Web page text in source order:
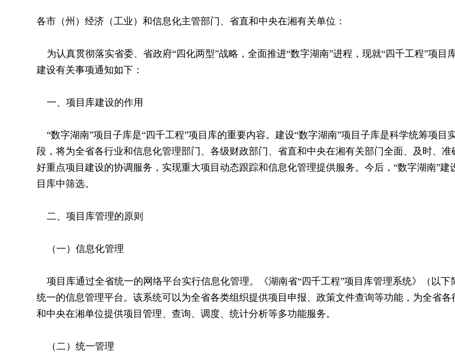
各市（州）经济（工业）和信息化主管部门、省直和中央在湘有关单位：
为认真贯彻落实省委、省政府“四化两型”战略，全面推进“数字湖南”进程，现就“四千工程”项目
建设有关事项通知如下：
一、项目库建设的作用
“数字湖南”项目子库是“四千工程”项目库的重要内容。建设“数字湖南”项目子库是科学统筹项
段，将为全省各行业和信息化管理部门、各级财政部门、省直和中央在湘有关部门全面、及时、
好重点项目建设的协调服务，实现重大项目动态跟踪和信息化管理提供服务。今后，“数字湖南”
目库中筛选。
二、项目库管理的原则
（一）信息化管理
项目库通过全省统一的网络平台实行信息化管理。《湖南省“四千工程”项目库管理系统》（以
统一的信息管理平台。该系统可以为全省各类组织提供项目申报、政策文件查询等功能，为全省
和中央在湘单位提供项目管理、查询、调度、统计分析等多功能服务。
（二）统一管理